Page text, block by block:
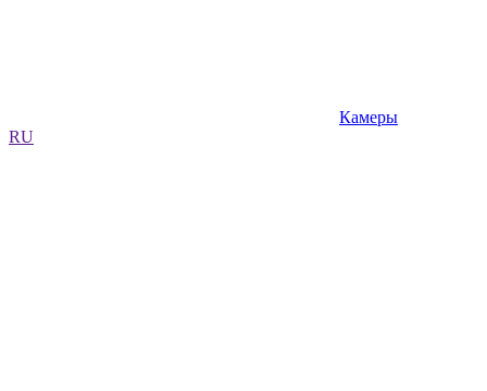
Камеры
RU